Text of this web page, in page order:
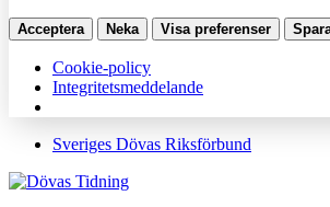
Acceptera Neka Visa preferenser
Cookie-policy
Integritetsmeddelande
Sveriges Dövas Riksförbund